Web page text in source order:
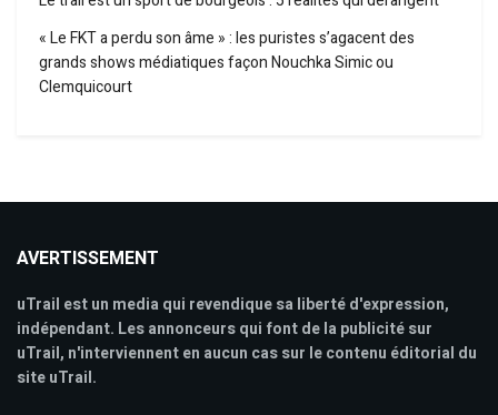
« Le FKT a perdu son âme » : les puristes s’agacent des
grands shows médiatiques façon Nouchka Simic ou
Clemquicourt
AVERTISSEMENT
uTrail est un media qui revendique sa liberté d'expression,
indépendant. Les annonceurs qui font de la publicité sur
uTrail, n'interviennent en aucun cas sur le contenu éditorial du
site uTrail.